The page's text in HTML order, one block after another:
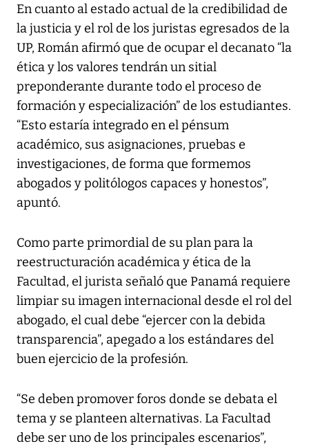
En cuanto al estado actual de la credibilidad de
la justicia y el rol de los juristas egresados de la
UP, Román afirmó que de ocupar el decanato “la
ética y los valores tendrán un sitial
preponderante durante todo el proceso de
formación y especialización” de los estudiantes.
“Esto estaría integrado en el pénsum
académico, sus asignaciones, pruebas e
investigaciones, de forma que formemos
abogados y politólogos capaces y honestos”,
apuntó.
Como parte primordial de su plan para la
reestructuración académica y ética de la
Facultad, el jurista señaló que Panamá requiere
limpiar su imagen internacional desde el rol del
abogado, el cual debe “ejercer con la debida
transparencia”, apegado a los estándares del
buen ejercicio de la profesión.
“Se deben promover foros donde se debata el
tema y se planteen alternativas. La Facultad
debe ser uno de los principales escenarios”,